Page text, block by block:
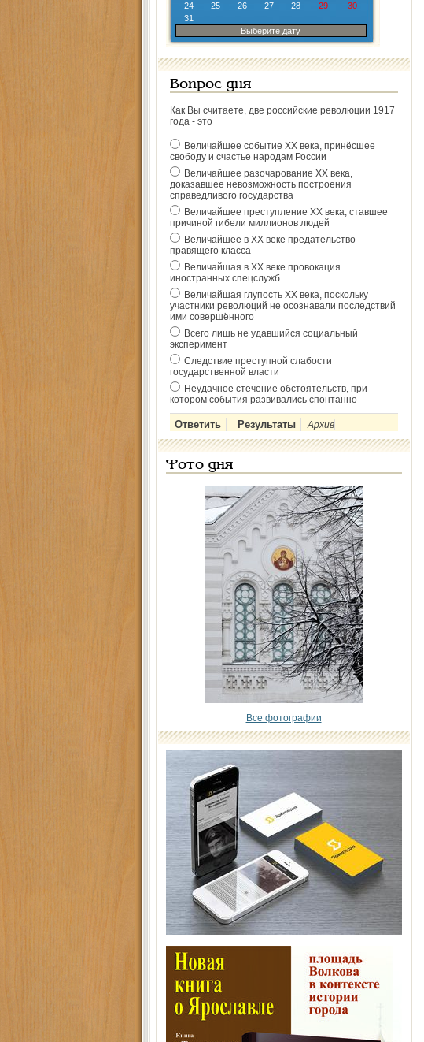
24
25 26 27 28 29
30
31
Выберите дату
Вопрос дня
Как Вы считаете, две российские революции 1917
года - это
Величайшее событие ХХ века, принёсшее
свободу и счастье народам России
Величайшее разочарование ХХ века,
доказавшее невозможность построения
справедливого государства
Величайшее преступление ХХ века, ставшее
причиной гибели миллионов людей
Величайшее в ХХ веке предательство
правящего класса
Величайшая в ХХ веке провокация
иностранных спецслужб
Величайшая глупость ХХ века, поскольку
участники революций не осознавали последствий
ими совершённого
Всего лишь не удавшийся социальный
эксперимент
Следствие преступной слабости
государственной власти
Неудачное стечение обстоятельств, при
котором события развивались спонтанно
Архив
Фото дня
Все фотографии